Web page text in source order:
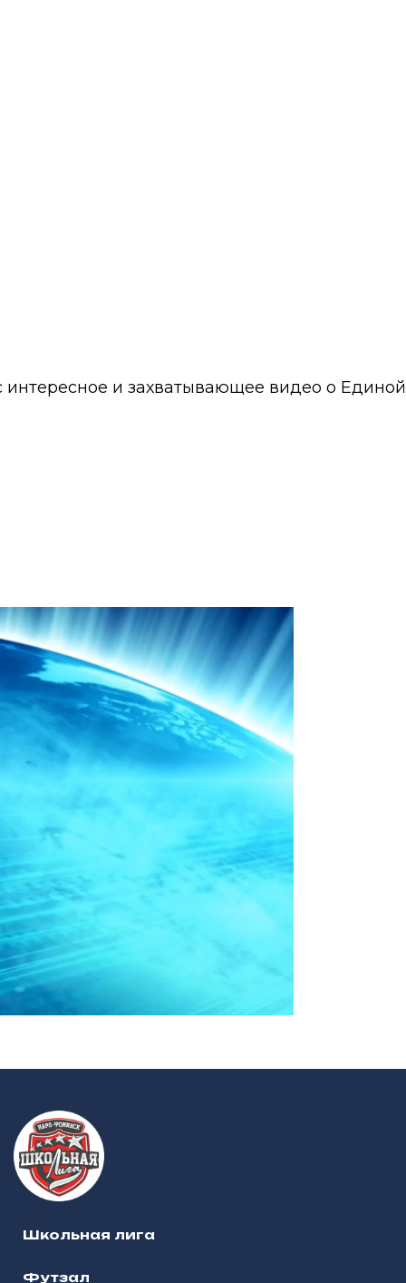
и захватывающее видео о
Школьная лига
Футзал